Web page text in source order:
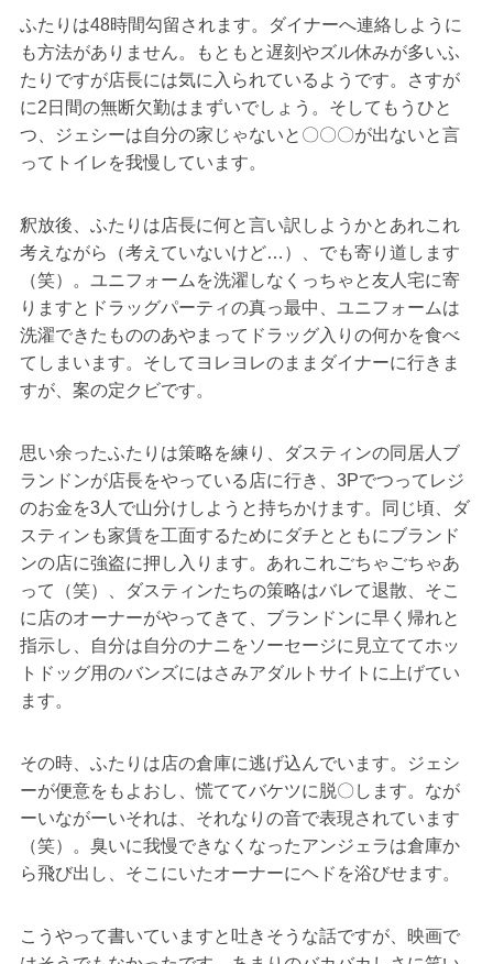
ふたりは48時間勾留されます。ダイナーへ連絡しように
も方法がありません。もともと遅刻やズル休みが多いふ
たりですが店長には気に入られているようです。さすが
に2日間の無断欠勤はまずいでしょう。そしてもうひと
つ、ジェシーは自分の家じゃないと〇〇〇が出ないと言
ってトイレを我慢しています。
釈放後、ふたりは店長に何と言い訳しようかとあれこれ
考えながら（考えていないけど…）、でも寄り道します
（笑）。ユニフォームを洗濯しなくっちゃと友人宅に寄
りますとドラッグパーティの真っ最中、ユニフォームは
洗濯できたもののあやまってドラッグ入りの何かを食べ
てしまいます。そしてヨレヨレのままダイナーに行きま
すが、案の定クビです。
思い余ったふたりは策略を練り、ダスティンの同居人ブ
ランドンが店長をやっている店に行き、3Pでつってレジ
のお金を3人で山分けしようと持ちかけます。同じ頃、ダ
スティンも家賃を工面するためにダチとともにブランド
ンの店に強盗に押し入ります。あれこれごちゃごちゃあ
って（笑）、ダスティンたちの策略はバレて退散、そこ
に店のオーナーがやってきて、ブランドンに早く帰れと
指示し、自分は自分のナニをソーセージに見立ててホッ
トドッグ用のバンズにはさみアダルトサイトに上げてい
ます。
その時、ふたりは店の倉庫に逃げ込んでいます。ジェシ
ーが便意をもよおし、慌ててバケツに脱〇します。なが
ーいながーいそれは、それなりの音で表現されています
（笑）。臭いに我慢できなくなったアンジェラは倉庫か
ら飛び出し、そこにいたオーナーにヘドを浴びせます。
こうやって書いていますと吐きそうな話ですが、映画で